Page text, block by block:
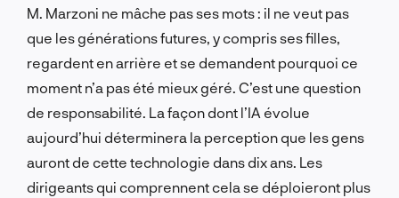
M. Marzoni ne mâche pas ses mots : il ne veut pas
que les générations futures, y compris ses filles,
regardent en arrière et se demandent pourquoi ce
moment n’a pas été mieux géré. C’est une question
de responsabilité. La façon dont l’IA évolue
aujourd’hui déterminera la perception que les gens
auront de cette technologie dans dix ans. Les
dirigeants qui comprennent cela se déploieront plus